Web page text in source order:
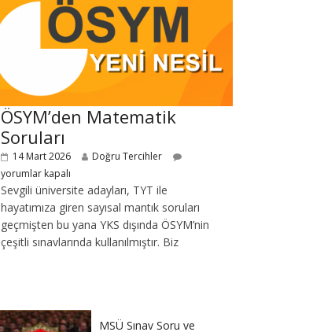
ÖSYM’den Matematik
Soruları
14 Mart 2026
Doğru Tercihler
yorumlar kapalı
Sevgili üniversite adayları, TYT ile
hayatımıza giren sayısal mantık soruları
geçmişten bu yana YKS dışında ÖSYM’nin
çeşitli sınavlarında kullanılmıştır. Biz
MSÜ Sınav Soru ve